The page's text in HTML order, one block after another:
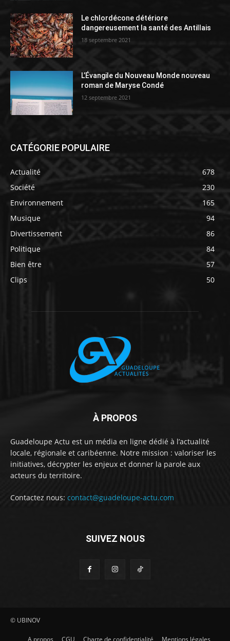
Le chlordécone détériore
dangereusement la santé des Antillais
18 septembre 2021
L’Évangile du Nouveau Monde nouveau
roman de Maryse Condé
12 septembre 2021
CATÉGORIE POPULAIRE
Actualité
678
Société
230
Environnement
165
Musique
94
Divertissement
86
Politique
84
Bien être
57
Clips
50
À PROPOS
Guadeloupe Actu est un média en ligne dédié à l’actualité
locale, régionale et caribéenne. Notre mission : valoriser les
initiatives, décrypter les enjeux et donner la parole aux
acteurs du territoire.
Contactez nous: contact@guadeloupe-actu.com
SUIVEZ NOUS
© UBINOV
A propos CGU Charte de confidentialité Mentions légales